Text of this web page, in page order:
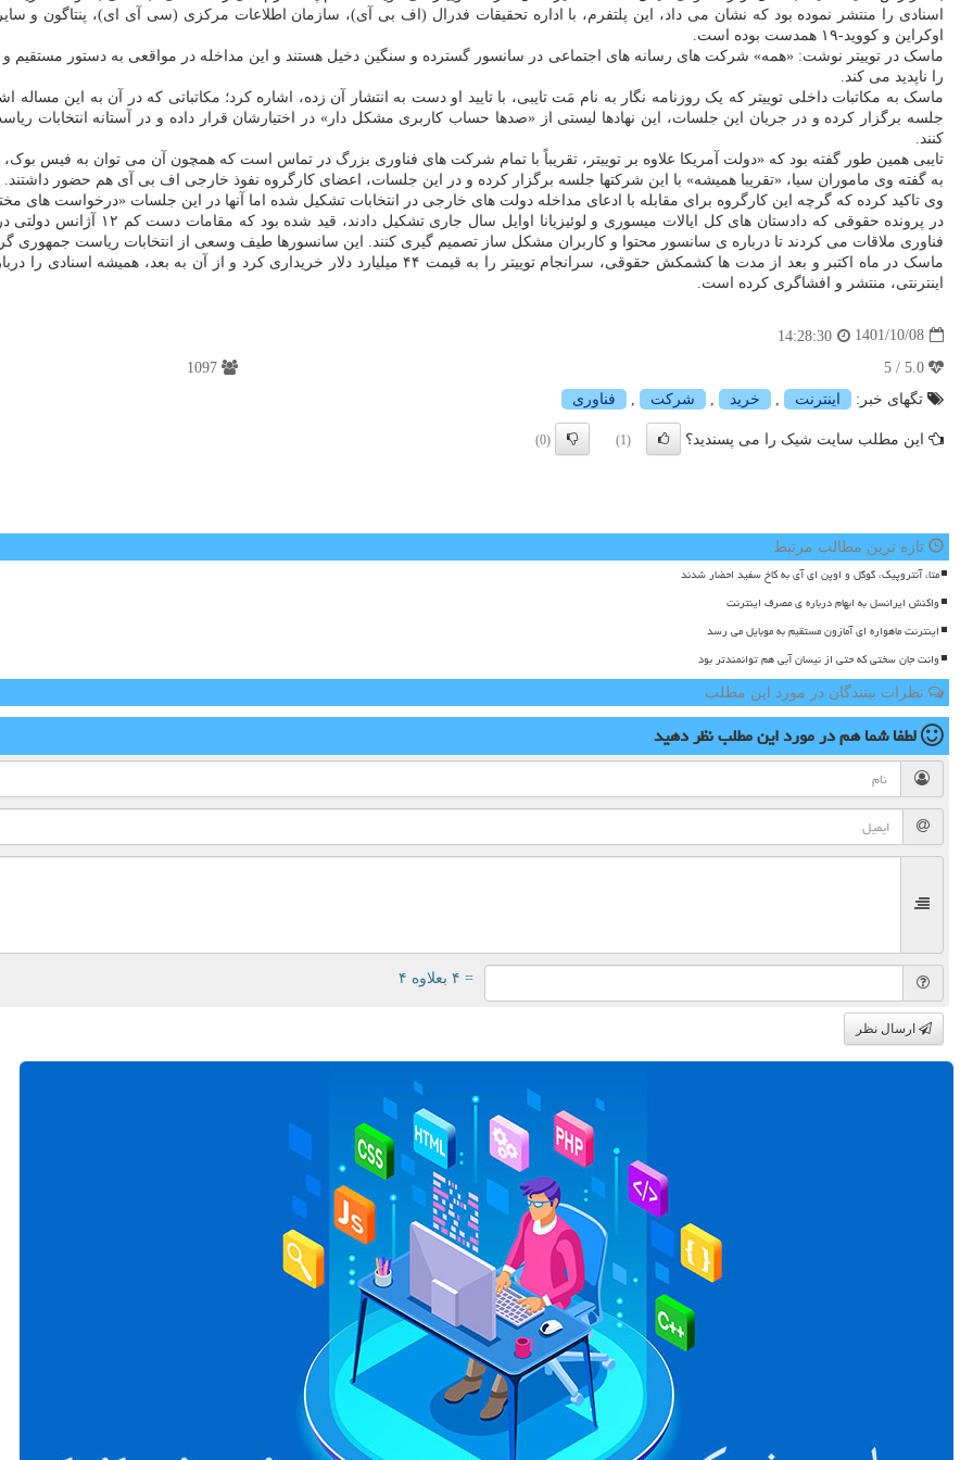
اسنادی را منتشر نموده بود که نشان می داد، این پلتفرم، با اداره تحقیقات فدرال (اف بی آی)، سازمان اطلاعات مرکزی (سی آی ای)، پنتاگون و
اوکراین و کووید-۱۹ همدست بوده است.
ماسک در توییتر نوشت: «همه» شرکت های رسانه های اجتماعی در سانسور گسترده و سنگین دخیل هستند و این مداخله در مواقعی به دستور مستقیم
را ناپدید می کند.
ماسک به مکاتبات داخلی توییتر که یک روزنامه نگار به نام مَت تایبی، با تایید او دست به انتشار آن زده، اشاره کرد؛ مکاتباتی که در آن به این
کنند.
تایبی همین طور گفته بود که «دولت آمریکا علاوه بر توییتر، تقریباً با تمام شرکت های فناوری بزرگ در تماس است که همچون آن می توان به فیس
به گفته وی ماموران سیا، «تقریبا همیشه» با این شرکتها جلسه برگزار کرده و در این جلسات، اعضای کارگروه نفوذ خارجی اف بی آی هم حضور داشتند.
وی تاکید کرده که گرچه این کارگروه برای مقابله با ادعای مداخله دولت های خارجی در انتخابات تشکیل شده اما آنها در این جلسات «درخواست های
فناوری ملاقات می کردند تا درباره ی سانسور محتوا و کاربران مشکل ساز تصمیم گیری کنند. این سانسورها طیف وسعی از انتخابات ریاست جمهوری
ماسک در ماه اکتبر و بعد از مدت ها کشمکش حقوقی، سرانجام توییتر را به قیمت ۴۴ میلیارد دلار
اینترنتی، منتشر و افشاگری کرده است.
1401/10/08
14:28:30
تگهای خبر:
اینترنت , خرید , شركت , فناوری
این مطلب سایت شیک را می پسندید؟ (1)
(0)
تازه ترین مطالب مرتبط
متا، آنتروپیک، گوگل و اوپن ای آی به کاخ سفید احضار شدند
واکنش ایرانسل به ابهام درباره ی مصرف اینترنت
اینترنت ماهواره ای آمازون مستقیم به موبایل می رسد
وانت جان سختی که حتی از نیسان آبی هم توانمندتر بود
نظرات بینندگان در مورد این مطلب
لطفا شما همدر مورد این مطلبنظر دهید
= ۴ بعلاوه ۴
ارسال نظر